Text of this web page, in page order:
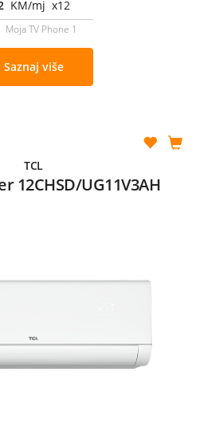
KM/mj x12
Moja TV Phone 1
Saznaj više
TCL
12CHSD/UG11V3AH